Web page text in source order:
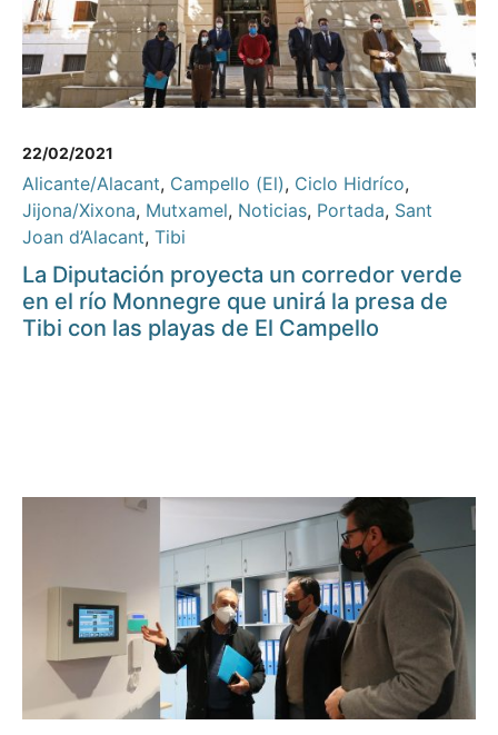
22/02/2021
Alicante/Alacant, Campello (El), Ciclo Hidríco,
Jijona/Xixona, Mutxamel, Noticias, Portada, Sant
Joan d’Alacant, Tibi
La Diputación proyecta un corredor verde
en el río Monnegre que unirá la presa de
Tibi con las playas de El Campello